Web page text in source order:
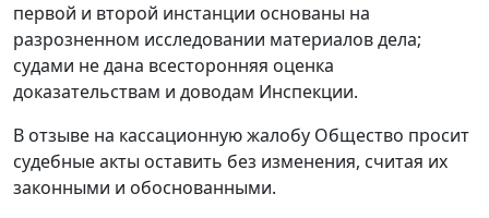
первой и второй инстанции основаны на
разрозненном исследовании материалов дела;
судами не дана всесторонняя оценка
доказательствам и доводам Инспекции.
В отзыве на кассационную жалобу Общество просит
судебные акты оставить без изменения, считая их
законными и обоснованными.